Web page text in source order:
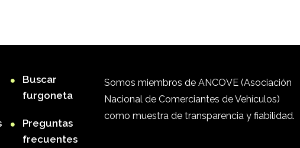
Buscar
furgoneta
Preguntas
frecuentes
Somos miembros de ANCOVE (Asociación
Nacional de Comerciantes de Vehículos)
como muestra de transparencia y fiabilidad.